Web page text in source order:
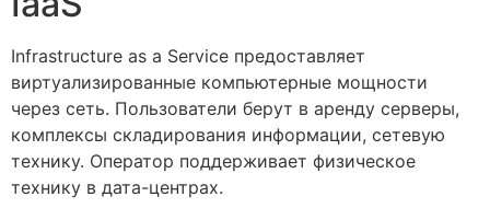
Infrastructure as a Service предоставляет
виртуализированные компьютерные мощности
через сеть. Пользователи берут в аренду серверы,
комплексы складирования информации, сетевую
технику. Оператор поддерживает физическое
технику в дата-центрах.